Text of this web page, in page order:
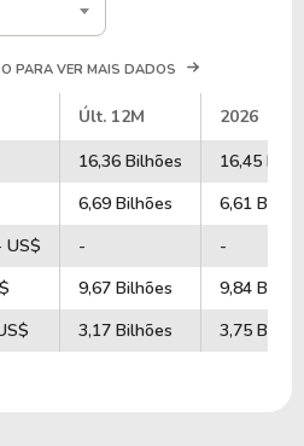
PARA VER MAIS DADOS
Últ. 12M
2026
16,36 Bilhões
16,45
6,69 Bilhões
6,61
US$
-
-
9,67 Bilhões
9,84
3,17 Bilhões 3,75